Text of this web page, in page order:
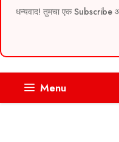
धन्यवाद! तुमचा एक Subscribe
Menu